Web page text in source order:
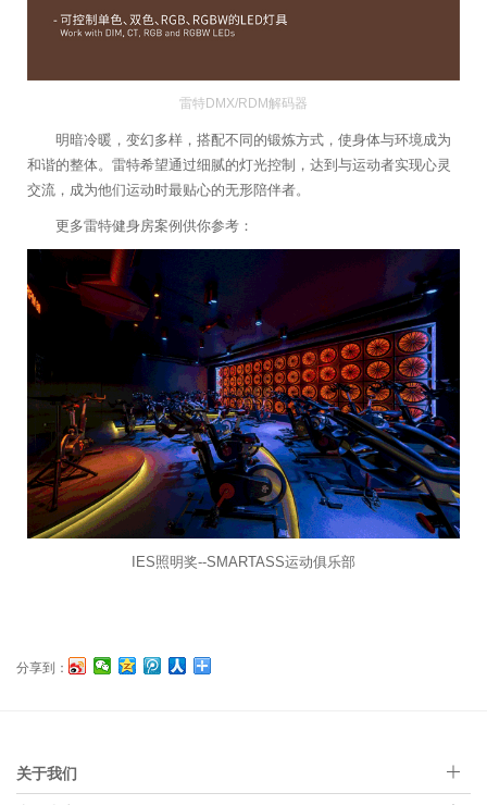
雷特DMX/RDM解码器
明暗冷暖，变幻多样，搭配不同的锻炼方式，使身体与环境成为
和谐的整体。雷特希望通过细腻的灯光控制，达到与运动者实现心灵
交流，成为他们运动时最贴心的无形陪伴者。
更多雷特健身房案例供你参考：
IES照明奖--SMARTASS运动俱乐部
分享到：
关于我们